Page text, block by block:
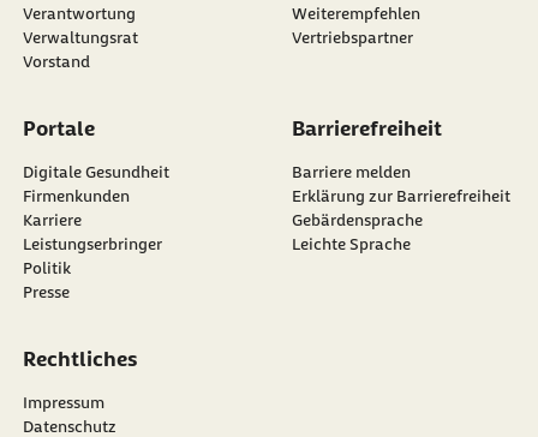
Verantwortung
Verwaltungsrat
Vorstand
externer Link:
Weiterempfehlen
Vertriebspartner
Portale
Digitale Gesundheit
Firmenkunden
Karriere
Leistungserbringer
Politik
Presse
Barrierefreiheit
Barriere melden
Erklärung zur Barrierefreiheit
Gebärdensprache
Leichte Sprache
Rechtliches
Impressum
Datenschutz